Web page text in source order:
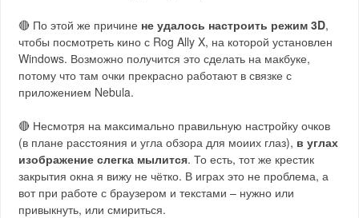
🔴 По этой же причине не удалось настроить режим 3D,
чтобы посмотреть кино с Rog Ally X, на которой установлен
Windows. Возможно получится это сделать на макбуке,
потому что там очки прекрасно работают в связке с
приложением Nebula.
🔴 Несмотря на максимально правильную настройку очков
(в плане расстояния и угла обзора для моиих глаз), в углах
изображение слегка мылится. То есть, тот же крестик
закрытия окна я вижу не чётко. В играх это не проблема, а
вот при работе с браузером и текстами – нужно или
привыкнуть, или смириться.